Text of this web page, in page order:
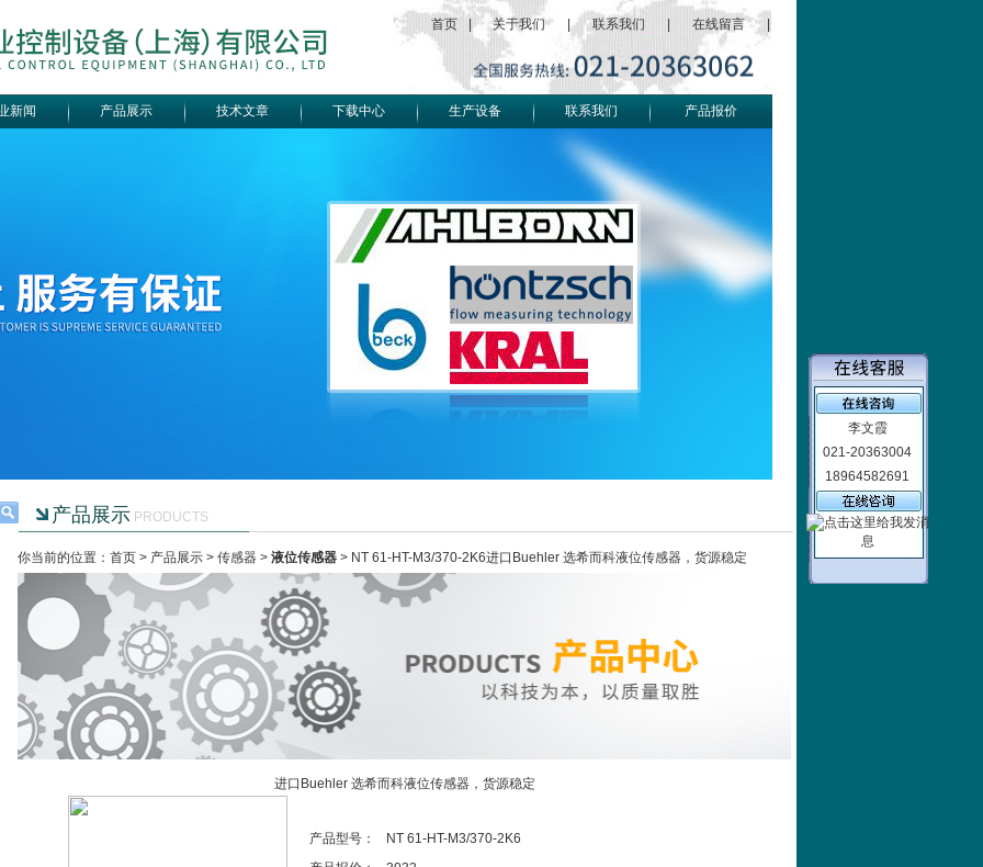
首页 关于我们 联系我们 在线留言
新闻 产品展示 技术文章 下载中心 生产设备 联系我们 产品报价
产品展示PRODUCTS
你当前的位置：首页 > 产品展示> 传感器> 液位传感器> NT 61-HT-M3/370-2K6进口Buehler 选希而科液位传感器，货源稳定
进口Buehler 选希而科液位传感器，货源稳定
产品型号：
NT 61-HT-M3/370-2K6
李文霞
021-20363004
18964582691